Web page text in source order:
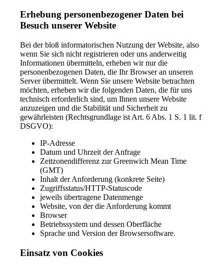
Erhebung personenbezogener Daten bei
Besuch unserer Website
Bei der bloß informatorischen Nutzung der Website, also
wenn Sie sich nicht registrieren oder uns anderweitig
Informationen übermitteln, erheben wir nur die
personenbezogenen Daten, die Ihr Browser an unseren
Server übermittelt. Wenn Sie unsere Website betrachten
möchten, erheben wir die folgenden Daten, die für uns
technisch erforderlich sind, um Ihnen unsere Website
anzuzeigen und die Stabilität und Sicherheit zu
gewährleisten (Rechtsgrundlage ist Art. 6 Abs. 1 S. 1 lit. f
DSGVO):
IP-Adresse
Datum und Uhrzeit der Anfrage
Zeitzonendifferenz zur Greenwich Mean Time
(GMT)
Inhalt der Anforderung (konkrete Seite)
Zugriffsstatus/HTTP-Statuscode
jeweils übertragene Datenmenge
Website, von der die Anforderung kommt
Browser
Betriebssystem und dessen Oberfläche
Sprache und Version der Browsersoftware.
Einsatz von Cookies